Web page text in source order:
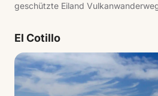
geschützte Eiland
Martiño.
El Cotillo